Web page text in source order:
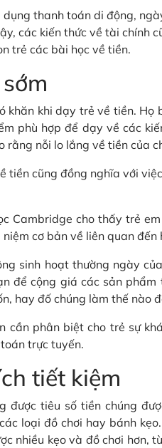
dụng thanh toán di động,
các kiến thức về tài chính
trẻ các bài học về tiền.
khăn khi dạy trẻ về tiền.
phù hợp để dạy về các
rằng nỗi lo lắng về tiền của
tiền cũng đồng nghĩa với
Cambridge cho thấy trẻ
cơ bản về liên quan
sinh hoạt thường ngày
để cộng giá các sản
hay đố chúng làm thế nào
cần phân biệt cho trẻ sự
trực tuyến.
tiết kiệm
được tiêu số tiền chúng
loại đồ chơi hay bánh
nhiều kẹo và đồ chơi hơn,